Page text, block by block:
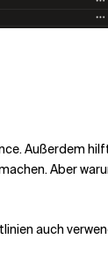
Außerdem
Aber
auch